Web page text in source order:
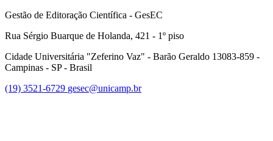
Gestão de Editoração Científica - GesEC
Rua Sérgio Buarque de Holanda, 421 - 1º piso
Cidade Universitária "Zeferino Vaz" - Barão Geraldo 13083-859 -
Campinas - SP - Brasil
(19) 3521-6729 gesec@unicamp.br